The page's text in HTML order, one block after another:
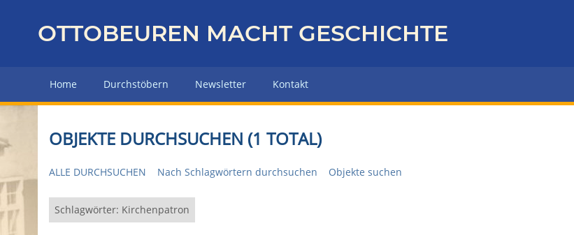
z
r
H
u
p
OTTOBEUREN MACHT GESCHICHTE
Home Durchstöbern Newsletter Kontakt
OBJEKTE DURCHSUCHEN (1 TOTAL)
ALLE DURCHSUCHEN Nach Schlagwörtern durchsuchen Objekte suchen
Schlagwörter: Kirchenpatron